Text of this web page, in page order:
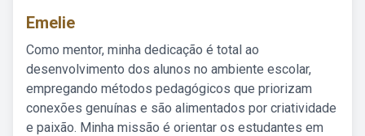
Emelie
Como mentor, minha dedicação é total ao
desenvolvimento dos alunos no ambiente escolar,
empregando métodos pedagógicos que priorizam
conexões genuínas e são alimentados por criatividade
e paixão. Minha missão é orientar os estudantes em